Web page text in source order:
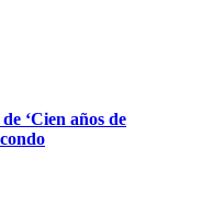
‘Cien años de